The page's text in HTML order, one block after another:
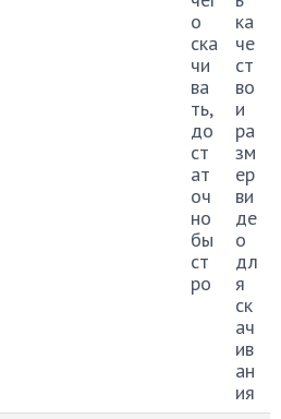
о
ска
чи
ва
ть,
до
ст
ат
оч
но
бы
ст
ро
ка
че
ст
во
и
ра
зм
ер
ви
де
о
дл
я
ск
ач
ив
ан
ия